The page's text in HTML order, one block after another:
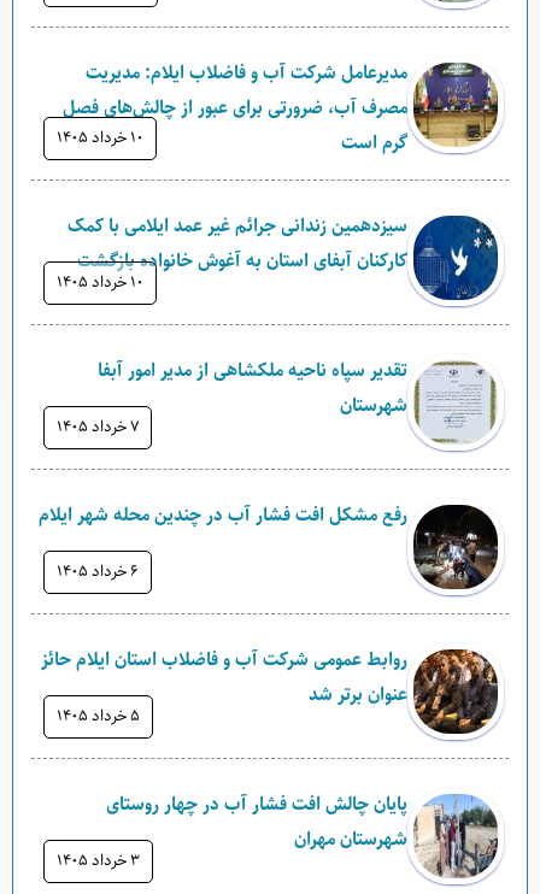
مدیرعامل شرکت آب و فاضلاب ایلام: مدیریت
مصرف آب، ضرورتی برای عبور از چالش‌های فصل
گرم است
۱۰ خرداد ۱۴۰۵
سیزدهمین زندانی جرائم غیر عمد ایلامی با کمک
کارکنان آبفای استان به آغوش خانواده بازگشت
۱۰ خرداد ۱۴۰۵
تقدیر سپاه ناحیه ملکشاهی از مدیر امور آبفا
شهرستان
۷ خرداد ۱۴۰۵
رفع مشکل افت فشار آب در چندین محله شهر ایلام
۶ خرداد ۱۴۰۵
روابط عمومی شرکت آب و فاضلاب استان ایلام حائز
عنوان برتر شد
۵ خرداد ۱۴۰۵
پایان چالش افت فشار آب در چهار روستای
شهرستان مهران
۳ خرداد ۱۴۰۵